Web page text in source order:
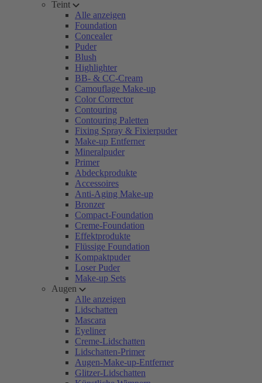
Teint
Alle anzeigen
Foundation
Concealer
Puder
Blush
Highlighter
BB- & CC-Cream
Camouflage Make-up
Color Corrector
Contouring
Contouring Paletten
Fixing Spray & Fixierpuder
Make-up Entferner
Mineralpuder
Primer
Abdeckprodukte
Accessoires
Anti-Aging Make-up
Bronzer
Compact-Foundation
Creme-Foundation
Effektprodukte
Flüssige Foundation
Kompaktpuder
Loser Puder
Make-up Sets
Augen
Alle anzeigen
Lidschatten
Mascara
Eyeliner
Creme-Lidschatten
Lidschatten-Primer
Augen-Make-up-Entferner
Glitzer-Lidschatten